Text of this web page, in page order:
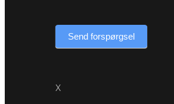
Send forspørgsel
X